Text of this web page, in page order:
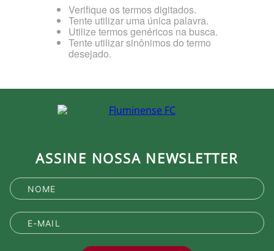
Verifique os termos digitados.
Tente utilizar uma única palavra.
Utilize termos genéricos na busca.
Tente utilizar sinônimos do termo
desejado.
ASSINE NOSSA NEWSLETTER